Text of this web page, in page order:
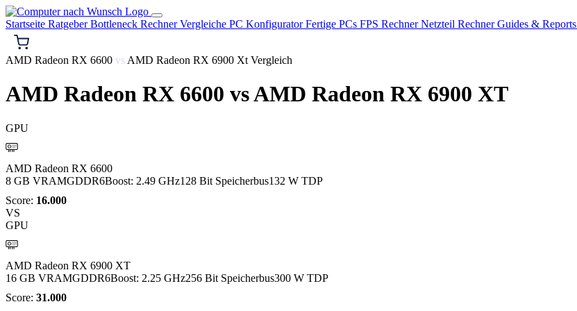
Startseite RatgeberBottleneck RechnerVergleiche PC KonfiguratorFertige PCs FPS RechnerNetzteil RechnerGuides & Reports
AMD Radeon RX 6600 vs AMD Radeon RX 6900 Xt Vergleich
AMD Radeon RX 6600 vsAMD Radeon RX 6900 XT
GPU
AMD Radeon RX 6600
8 GB VRAMGDDR6Boost: 2.49 GHz128 Bit Speicherbus132 W TDP
Score: 16.000
VS
GPU
AMD Radeon RX 6900 XT
16 GB VRAMGDDR6Boost: 2.25 GHz256 Bit Speicherbus300 W TDP
Score: 31.000